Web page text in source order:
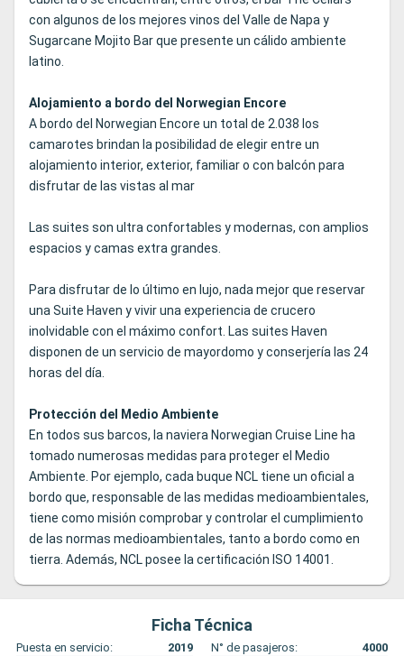
con algunos de los mejores vinos del Valle de Napa y
Sugarcane Mojito Bar que presente un cálido ambiente
latino.
Alojamiento a bordo del Norwegian Encore
A bordo del Norwegian Encore un total de 2.038 los
camarotes brindan la posibilidad de elegir entre un
alojamiento interior, exterior, familiar o con balcón para
disfrutar de las vistas al mar
Las suites son ultra confortables y modernas, con amplios
espacios y camas extra grandes.
Para disfrutar de lo último en lujo, nada mejor que reservar
una Suite Haven y vivir una experiencia de crucero
inolvidable con el máximo confort. Las suites Haven
disponen de un servicio de mayordomo y conserjería las 24
horas del día.
Protección del Medio Ambiente
En todos sus barcos, la naviera Norwegian Cruise Line ha
tomado numerosas medidas para proteger el Medio
Ambiente. Por ejemplo, cada buque NCL tiene un oficial a
bordo que, responsable de las medidas medioambientales,
tiene como misión comprobar y controlar el cumplimiento
de las normas medioambientales, tanto a bordo como en
tierra. Además, NCL posee la certificación ISO 14001.
Ficha Técnica
Puesta en servicio: 2019 N° de pasajeros:
4000